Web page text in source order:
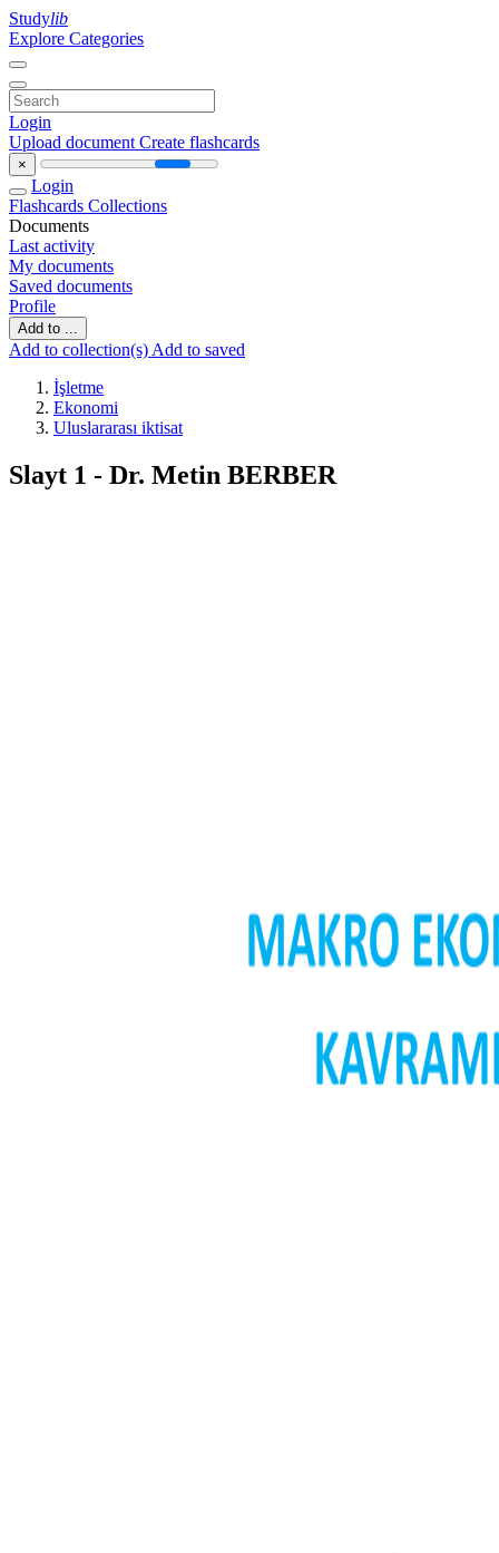
Studylib
Explore Categories
Login
Upload document Create flashcards
×
Login
Flashcards Collections
Documents
Last activity
My documents
Saved documents
Profile
Add to ...
Add to collection(s) Add to saved
İşletme
Ekonomi
Uluslararası iktisat
Slayt 1 - Dr. Metin BERBER